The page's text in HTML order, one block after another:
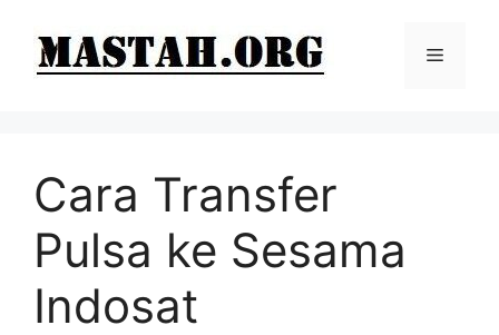
Menu
Cara Transfer
Pulsa ke Sesama
Indosat